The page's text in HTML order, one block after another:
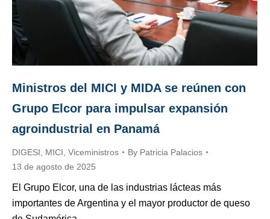
Ministros del MICI y MIDA se reúnen con
Grupo Elcor para impulsar expansión
agroindustrial en Panamá
DIGESI MICI Viceministros By Patricia Palacios
13 de agosto de 2025
El Grupo Elcor, una de las industrias lácteas más
importantes de Argentina y el mayor productor de queso